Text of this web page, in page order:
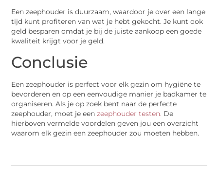
Een zeephouder is duurzaam, waardoor je over een lange
tijd kunt profiteren van wat je hebt gekocht. Je kunt ook
geld besparen omdat je bij de juiste aankoop een goede
kwaliteit krijgt voor je geld.
Conclusie
Een zeephouder is perfect voor elk gezin om hygiëne te
bevorderen en op een eenvoudige manier je badkamer te
organiseren. Als je op zoek bent naar de perfecte
zeephouder, moet je eenzeephouder testen. De
hierboven vermelde voordelen geven jou een overzicht
waarom elk gezin een zeephouder zou moeten hebben.